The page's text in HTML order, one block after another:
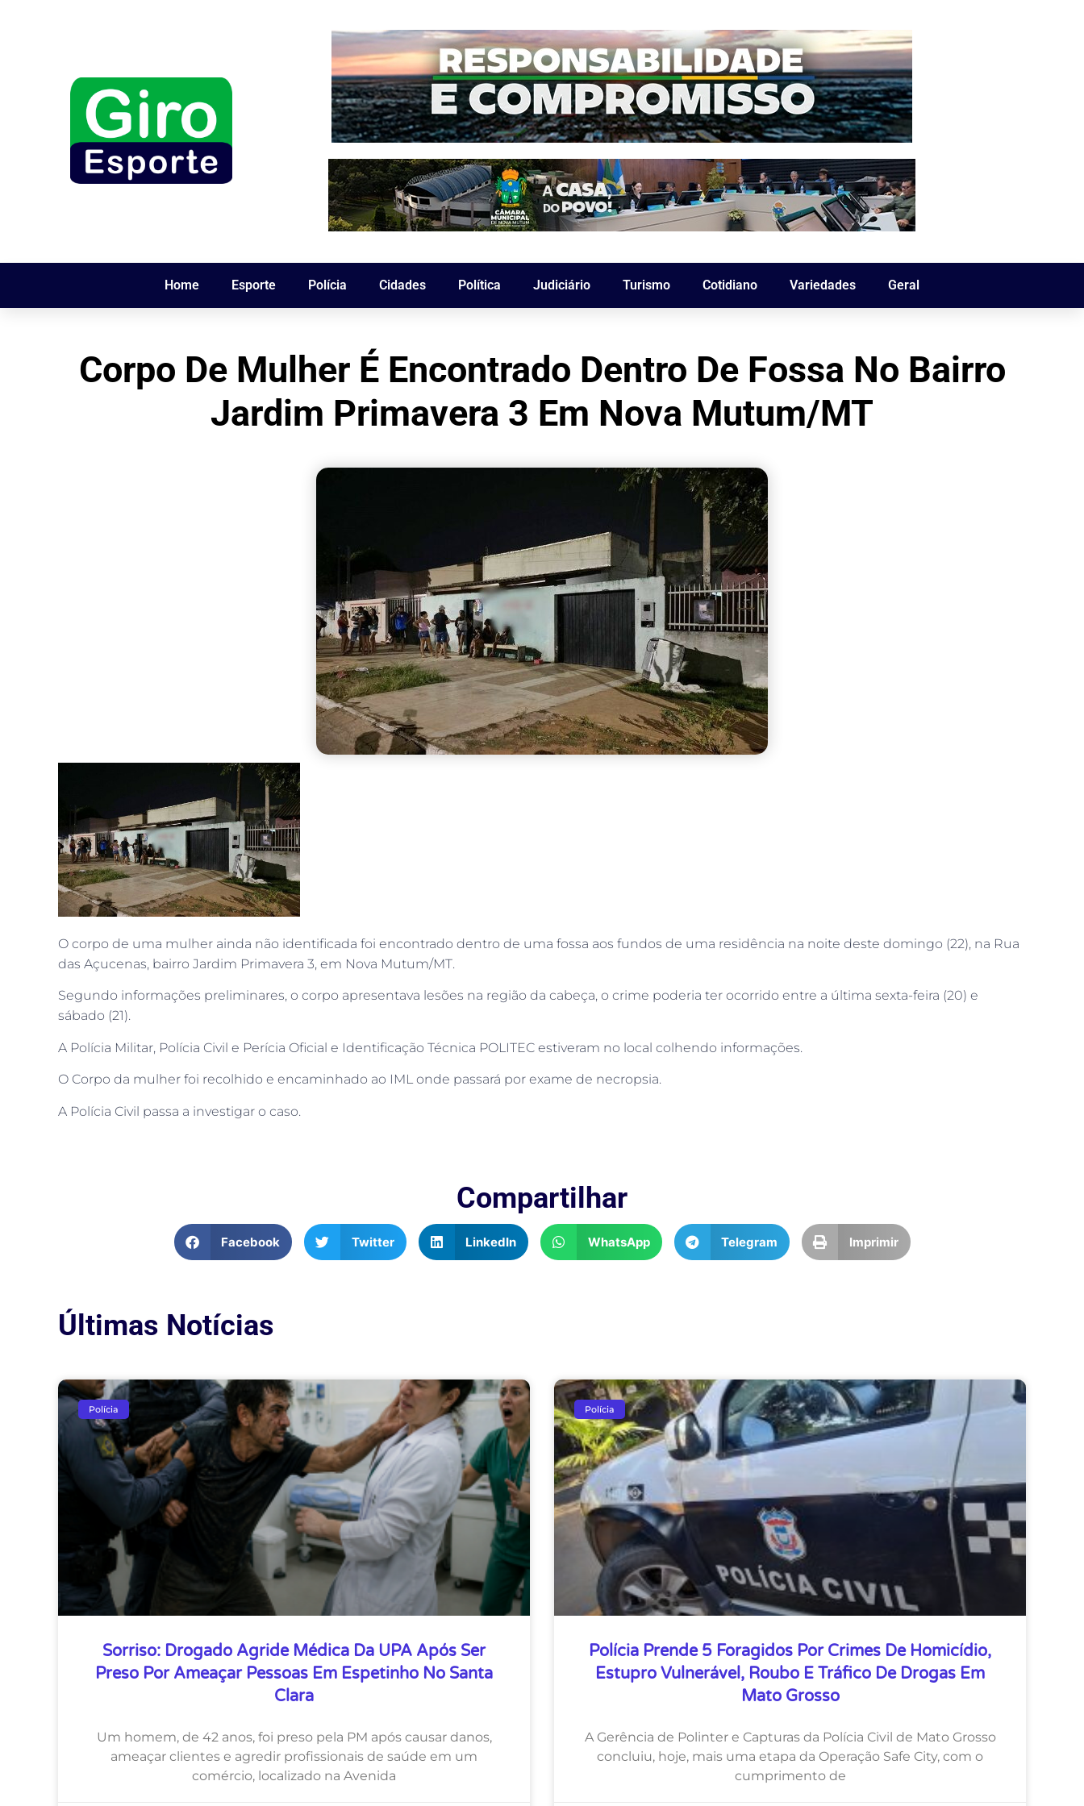
Home Esporte Polícia Cidades Política Judiciário Turismo Cotidiano Variedades Geral
Corpo De Mulher É Encontrado Dentro De Fossa No Bairro
Jardim Primavera 3 Em Nova Mutum/MT
O corpo de uma mulher ainda não identificada foi encontrado dentro de uma fossa aos fundos de uma residência na noite deste domingo (22), na Rua
das Açucenas, bairro Jardim Primavera 3, em Nova Mutum/MT.
Segundo informações preliminares, o corpo apresentava lesões na região da cabeça, o crime poderia ter ocorrido entre a última sexta-feira (20) e
sábado (21).
A Polícia Militar, Polícia Civil e Perícia Oficial e Identificação Técnica POLITEC estiveram no local colhendo informações.
O Corpo da mulher foi recolhido e encaminhado ao IML onde passará por exame de necropsia.
A Polícia Civil passa a investigar o caso.
Compartilhar
Facebook Twitter LinkedIn WhatsApp Telegram Imprimir
Últimas Notícias
Polícia
Sorriso: Drogado Agride Médica Da UPA Após Ser
Preso Por Ameaçar Pessoas Em Espetinho No Santa
Clara
Um homem, de 42 anos, foi preso pela PM após causar danos,
ameaçar clientes e agredir profissionais de saúde em um
comércio, localizado na Avenida
Polícia
Polícia Prende 5 Foragidos Por Crimes De Homicídio,
Estupro Vulnerável, Roubo E Tráfico De Drogas Em
Mato Grosso
A Gerência de Polinter e Capturas da Polícia Civil de Mato Grosso
concluiu, hoje, mais uma etapa da Operação Safe City, com o
cumprimento de